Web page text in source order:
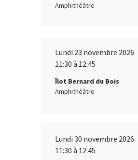
Amphithéâtre
Lundi 23 novembre 2026
11:30 à 12:45
Îlot Bernard du Bois
Amphithéâtre
Lundi 30 novembre 2026
11:30 à 12:45